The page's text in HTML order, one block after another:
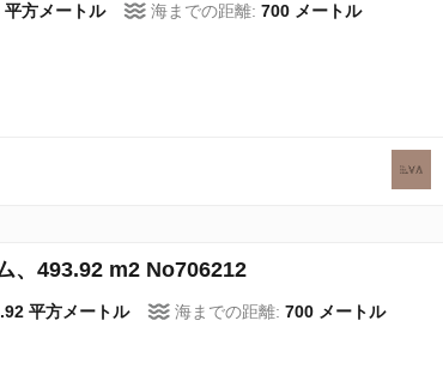
平方メートル 海までの距離: 700 メートル
、493.92 m2 No706212
平方メートル 海までの距離: 700 メートル